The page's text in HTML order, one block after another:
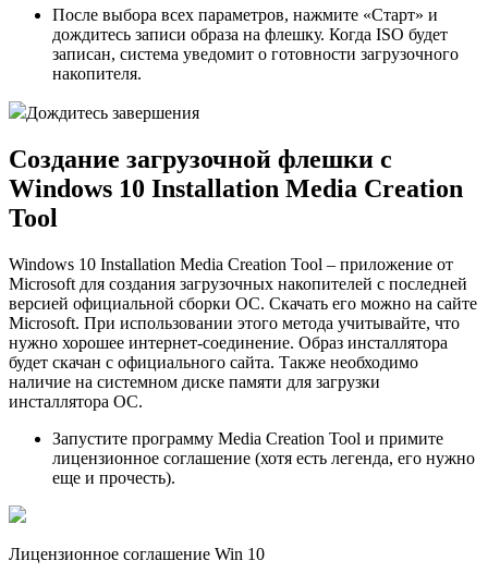
После выбора всех параметров, нажмите «Старт» и
дождитесь записи образа на флешку. Когда ISO будет
записан, система уведомит о готовности загрузочного
накопителя.
Дождитесь завершения
Создание загрузочной флешки с
Windows 10 Installation Media Creation
Tool
Windows 10 Installation Media Creation Tool – приложение от
Microsoft для создания загрузочных накопителей с последней
версией официальной сборки ОС. Скачать его можно на сайте
Microsoft. При использовании этого метода учитывайте, что
нужно хорошее интернет-соединение. Образ инсталлятора
будет скачан с официального сайта. Также необходимо
наличие на системном диске памяти для загрузки
инсталлятора ОС.
Запустите программу Media Creation Tool и примите
лицензионное соглашение (хотя есть легенда, его нужно
еще и прочесть).
Лицензионное соглашение Win 10